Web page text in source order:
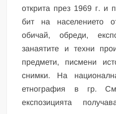
открита през 1969 г. и
бит на населението
обичай, обреди,
занаятите и техни
предмети, писмени
снимки. На
етнография в гр.
експозицията